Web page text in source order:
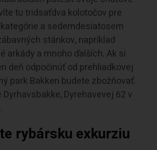
tu tridsaťdva kolotočov pre
a sedemdesiatosem
stánkov, napríklad
arkády a mnoho ďalších. Ak si
deň odpočinúť od prehliadkovej
park Bakken budete zbožňovať.
Dyrehavevej 62 v
rybársku exkurziu